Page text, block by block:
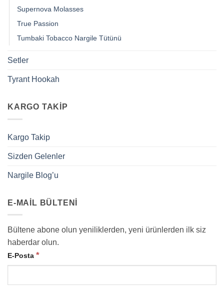
Supernova Molasses
True Passion
Tumbaki Tobacco Nargile Tütünü
Setler
Tyrant Hookah
KARGO TAKIP
Kargo Takip
Sizden Gelenler
Nargile Blog’u
E-MAIL BÜLTENI
Bültene abone olun yeniliklerden, yeni ürünlerden ilk siz
haberdar olun.
E-Posta *